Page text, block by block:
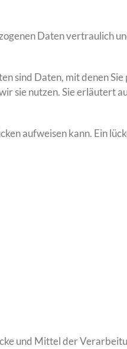
Daten vertraulich
sind Daten, mit denen Sie
sie nutzen. Sie erläutert
aufweisen kann. Ein
und Mittel der